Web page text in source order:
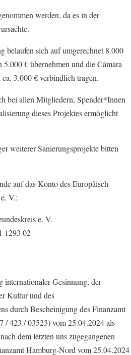
werden, da es in der
belaufen sich auf umgerechnet 8.000
€ übernehmen und die Câmara
3.000 € verbindlich tragen.
bei allen Mitgliedern, Spender*Innen
dieses Projektes ermöglicht
weiterer Sanierungsprojekte bitten
auf das Konto des Europäisch-
V.:
e. V.
1293 02
internationaler Gesinnung, der
Kultur und des
durch Bescheinigung des Finanzamt
/ 423 / 03523) vom 25.04.2024 als
dem letzten uns zugegangenen
Hamburg-Nord vom 25.04.2024